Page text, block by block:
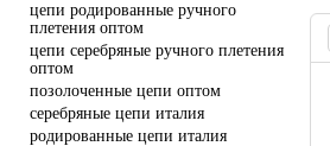
цепи родированные ручного
плетения оптом
цепи серебряные ручного плетения
оптом
позолоченные цепи оптом
серебряные цепи италия
родированные цепи италия